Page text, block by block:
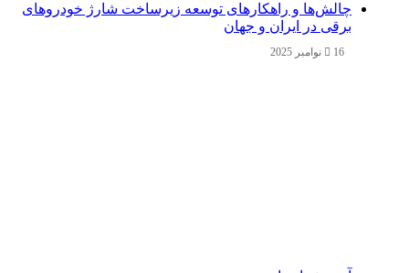
چالش‌ها و راهکارهای توسعه زیرساخت شارژ خودروهای
برقی در ایران و جهان
16 نوامبر 2025